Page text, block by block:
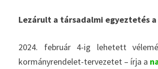
Lezárult a társadalmi egyeztetés
2024. február 4-ig lehetett
kormányrendelet-tervezetet – írja a